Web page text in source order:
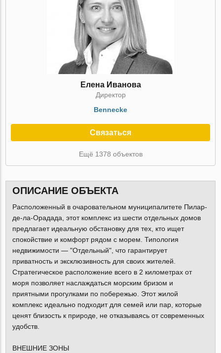
Елена Иванова
Директор
Bennecke
Связаться
Ещё 1378 объектов
ОПИСАНИЕ ОБЪЕКТА
Расположенный в очаровательном муниципалитете Пилар-
де-ла-Орадада, этот комплекс из шести отдельных домов
предлагает идеальную обстановку для тех, кто ищет
спокойствие и комфорт рядом с морем. Типология
недвижимости — "Отдельный", что гарантирует
приватность и эксклюзивность для своих жителей.
Стратегическое расположение всего в 2 километрах от
моря позволяет наслаждаться морским бризом и
приятными прогулками по побережью. Этот жилой
комплекс идеально подходит для семей или пар, которые
ценят близость к природе, не отказываясь от современных
удобств.
ВНЕШНИЕ ЗОНЫ